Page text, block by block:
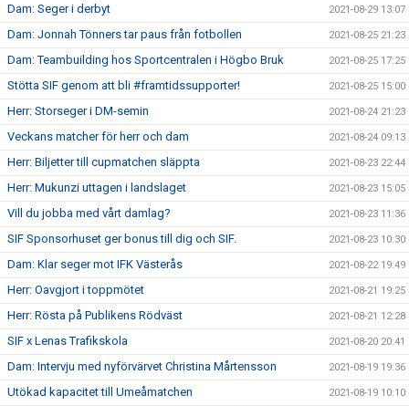
Dam: Seger i derbyt 2021-08-29 13:07
Dam: Jonnah Tönners tar paus från fotbollen 2021-08-25 21:23
Dam: Teambuilding hos Sportcentralen i Högbo Bruk 2021-08-25 17:25
Stötta SIF genom att bli #framtidssupporter! 2021-08-25 15:00
Herr: Storseger i DM-semin 2021-08-24 21:23
Veckans matcher för herr och dam 2021-08-24 09:13
Herr: Biljetter till cupmatchen släppta 2021-08-23 22:44
Herr: Mukunzi uttagen i landslaget 2021-08-23 15:05
Vill du jobba med vårt damlag? 2021-08-23 11:36
SIF Sponsorhuset ger bonus till dig och SIF. 2021-08-23 10:30
Dam: Klar seger mot IFK Västerås 2021-08-22 19:49
Herr: Oavgjort i toppmötet 2021-08-21 19:25
Herr: Rösta på Publikens Rödväst 2021-08-21 12:28
SIF x Lenas Trafikskola 2021-08-20 20:41
Dam: Intervju med nyförvärvet Christina Mårtensson 2021-08-19 19:36
Utökad kapacitet till Umeåmatchen 2021-08-19 10:10